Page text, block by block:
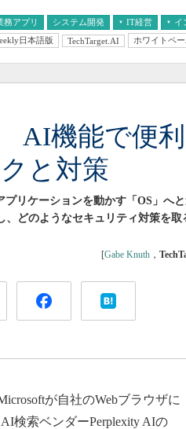
務アプリ システム開発 IT経営 イ
医療IT
日本語版 TechTarget.AI ホワイトペ
AI機能で便利
と対策
リケーションを動かす「OS」へ
、どのようなセキュリティ対策を取
[Gabe Knuth ，
が自社のWebブラウザに
検索ベンダーPerplexity AIの